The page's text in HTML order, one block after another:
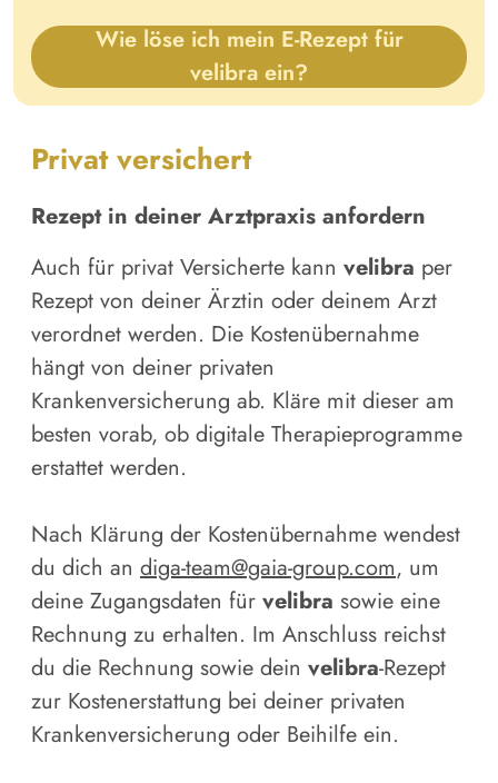
Wie löse ich mein E-Rezept für
velibra ein?
Privat versichert
Rezept in deiner Arztpraxis anfordern
Auch für privat Versicherte kann velibra per
Rezept von deiner Ärztin oder deinem Arzt
verordnet werden. Die Kostenübernahme
hängt von deiner privaten
Krankenversicherung ab. Kläre mit dieser am
besten vorab, ob digitale Therapieprogramme
erstattet werden.
Nach Klärung der Kostenübernahme wendest
du dich an diga-team@gaia-group.com, um
deine Zugangsdaten für velibra sowie eine
Rechnung zu erhalten. Im Anschluss reichst
du die Rechnung sowie dein velibra-Rezept
zur Kostenerstattung bei deiner privaten
Krankenversicherung oder Beihilfe ein.